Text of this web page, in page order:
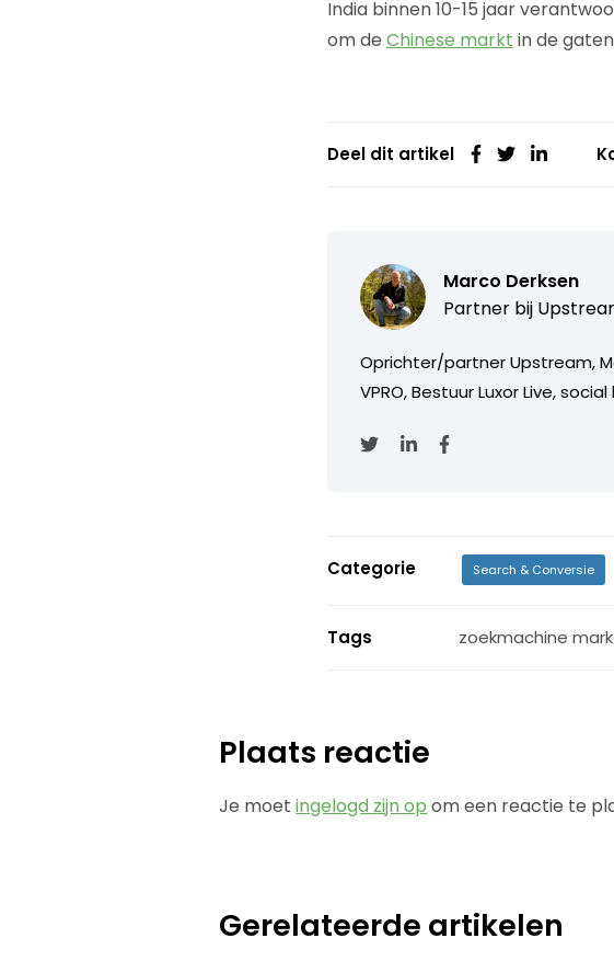
India binnen 10-15 jaar
om de Chinese markt in de
Deel dit artikel
Marco Derksen
Partner bij
Oprichter/partner Upstream,
VPRO, Bestuur Luxor Live,
Categorie Search & Conversie
Tags zoekmachine
Plaats reactie
Je moetingelogd zijn op om een reactie te
Gerelateerde artikelen